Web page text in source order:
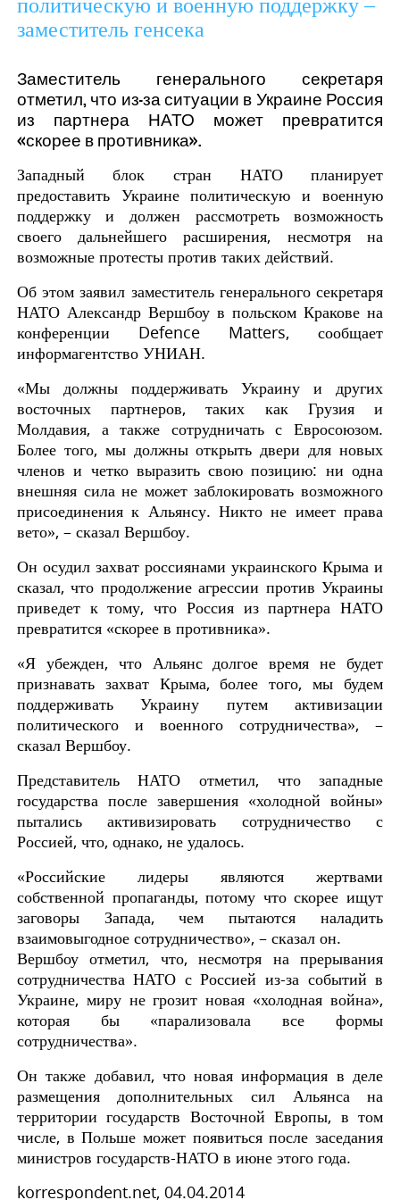
политическую и военную поддержку –
заместитель генсека
Заместитель генерального секретаря
отметил, что из-за ситуации в Украине Россия
из партнера НАТО может превратится
«скорее в противника».
Западный блок стран НАТО планирует
предоставить Украине политическую и военную
поддержку и должен рассмотреть возможность
своего дальнейшего расширения, несмотря на
возможные протесты против таких действий.
Об этом заявил заместитель генерального секретаря
НАТО Александр Вершбоу в польском Кракове на
конференции Defence Matters, сообщает
информагентство УНИАН.
«Мы должны поддерживать Украину и других
восточных партнеров, таких как Грузия и
Молдавия, а также сотрудничать с Евросоюзом.
Более того, мы должны открыть двери для новых
членов и четко выразить свою позицию: ни одна
внешняя сила не может заблокировать возможного
присоединения к Альянсу. Никто не имеет права
вето», – сказал Вершбоу.
Он осудил захват россиянами украинского Крыма и
сказал, что продолжение агрессии против Украины
приведет к тому, что Россия из партнера НАТО
превратится «скорее в противника».
«Я убежден, что Альянс долгое время не будет
признавать захват Крыма, более того, мы будем
поддерживать Украину путем активизации
политического и военного сотрудничества», –
сказал Вершбоу.
Представитель НАТО отметил, что западные
государства после завершения «холодной войны»
пытались активизировать сотрудничество с
Россией, что, однако, не удалось.
«Российские лидеры являются жертвами
собственной пропаганды, потому что скорее ищут
заговоры Запада, чем пытаются наладить
взаимовыгодное сотрудничество», – сказал он.
Вершбоу отметил, что, несмотря на прерывания
сотрудничества НАТО с Россией из-за событий в
Украине, миру не грозит новая «холодная война»,
которая бы «парализовала все формы
сотрудничества».
Он также добавил, что новая информация в деле
размещения дополнительных сил Альянса на
территории государств Восточной Европы, в том
числе, в Польше может появиться после заседания
министров государств-НАТО в июне этого года.
korrespondent.net, 04.04.2014